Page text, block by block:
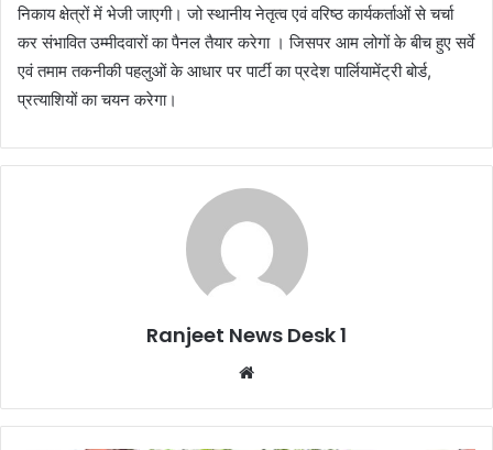
निकाय क्षेत्रों में भेजी जाएगी। जो स्थानीय नेतृत्व एवं वरिष्ठ कार्यकर्ताओं से चर्चा
कर संभावित उम्मीदवारों का पैनल तैयार करेगा । जिसपर आम लोगों के बीच हुए सर्वे
एवं तमाम तकनीकी पहलुओं के आधार पर पार्टी का प्रदेश पार्लियामेंट्री बोर्ड,
प्रत्याशियों का चयन करेगा।
Ranjeet News Desk 1
te